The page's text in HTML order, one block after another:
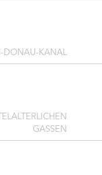
KANAL
GASSEN